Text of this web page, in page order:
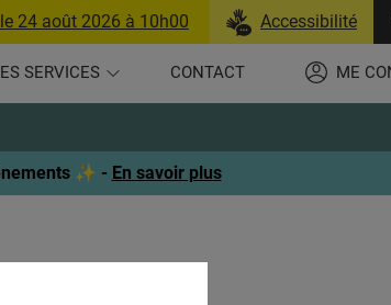
24 août 2026 à 10h00 Accessibilité
SERVICES CONTACT ME
✨ - En savoir plus